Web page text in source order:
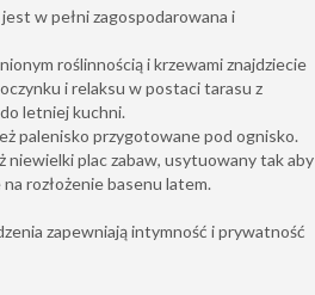
w pełni zagospodarowana i
roślinnością i krzewami znajdziecie
i relaksu w postaci tarasu z
letniej kuchni.
palenisko przygotowane pod ognisko.
plac zabaw, usytuowany tak aby
rozłożenie basenu latem.
zapewniają intymność i prywatność